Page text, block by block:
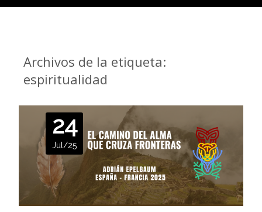
Archivos de la etiqueta:
espiritualidad
24
Jul/25